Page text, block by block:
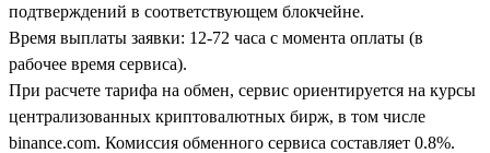
подтверждений в соответствующем блокчейне.
Время выплаты заявки: 12-72 часа с момента оплаты (в
рабочее время сервиса).
При расчете тарифа на обмен, сервис ориентируется на курсы
централизованных криптовалютных бирж, в том числе
binance.com. Комиссия обменного сервиса составляет 0.8%.